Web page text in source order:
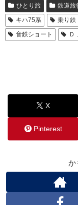
ひとり旅 鉄道旅
キハ75系
乗り鉄
音鉄ショート
Ｄ
X
Pinterest
か